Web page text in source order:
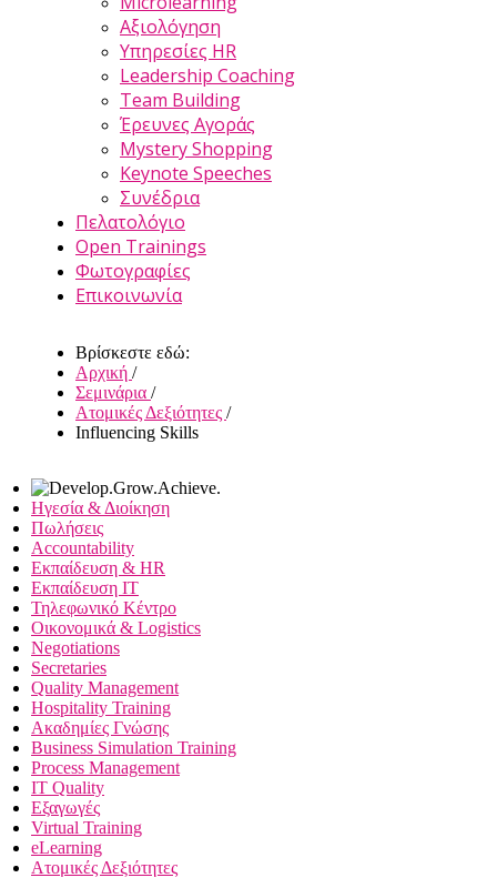
Αξιολόγηση
Υπηρεσίες HR
Leadership Coaching
Team Building
Έρευνες Αγοράς
Mystery Shopping
Keynote Speeches
Συνέδρια
Πελατολόγιο
Open Trainings
Φωτογραφίες
Επικοινωνία
Βρίσκεστε εδώ:
Αρχική /
Σεμινάρια /
Ατομικές Δεξιότητες /
Influencing Skills
Ηγεσία & Διοίκηση
Πωλήσεις
Accountability
Εκπαίδευση & HR
Εκπαίδευση IT
Τηλεφωνικό Κέντρο
Οικονομικά & Logistics
Negotiations
Secretaries
Quality Management
Hospitality Training
Ακαδημίες Γνώσης
Business Simulation Training
Process Management
IT Quality
Εξαγωγές
Virtual Training
eLearning
Ατομικές Δεξιότητες